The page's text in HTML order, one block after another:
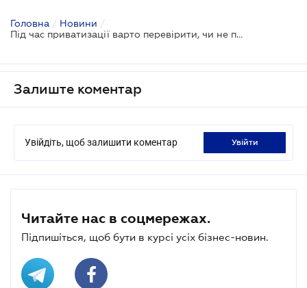
Головна / Новини /
Під час приватизації варто перевірити, чи не підпадає об'єкт під заборону переходу в приватні руки
Залиште коментар
Увійдіть, щоб залишити коментар увійти
Читайте нас в соцмережах.
Підпишіться, щоб бути в курсі усіх бізнес-новин.